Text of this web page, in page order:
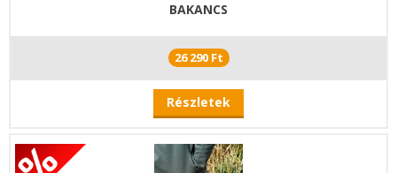
BAKANCS
26 290 Ft
Részletek